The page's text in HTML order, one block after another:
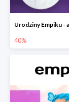
40%